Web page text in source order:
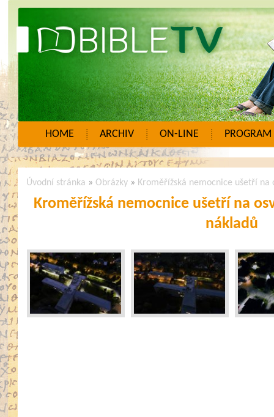
HOME ARCHIV ON-LINE PROGRAM
Úvodní stránka » Obrázky » Kroměřížská nemocnice ušetří
Kroměřížská nemocnice ušetří na
nákladů